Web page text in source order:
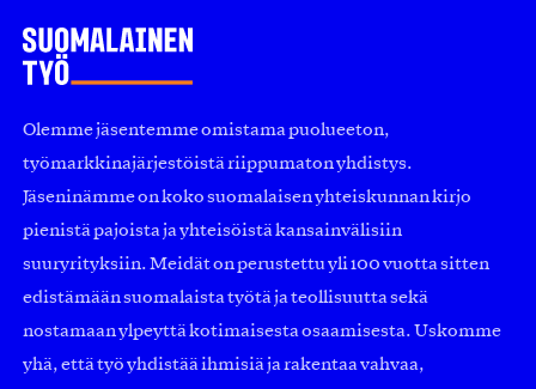
Olemme jäsentemme omistama puolueeton,
työmarkkinajärjestöistä riippumaton yhdistys.
Jäseninämme on koko suomalaisen yhteiskunnan kirjo
pienistä pajoista ja yhteisöistä kansainvälisiin
suuryrityksiin. Meidät on perustettu yli 100 vuotta sitten
edistämään suomalaista työtä ja teollisuutta sekä
nostamaan ylpeyttä kotimaisesta osaamisesta. Uskomme
yhä, että työ yhdistää ihmisiä ja rakentaa vahvaa,